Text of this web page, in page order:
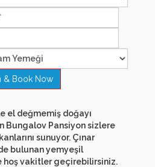
el değmemiş doğayı
Bungalov Pansiyon sizlere
sunuyor. Çınar
bulunan yemyeşil
hoş vakitler geçirebilirsiniz.